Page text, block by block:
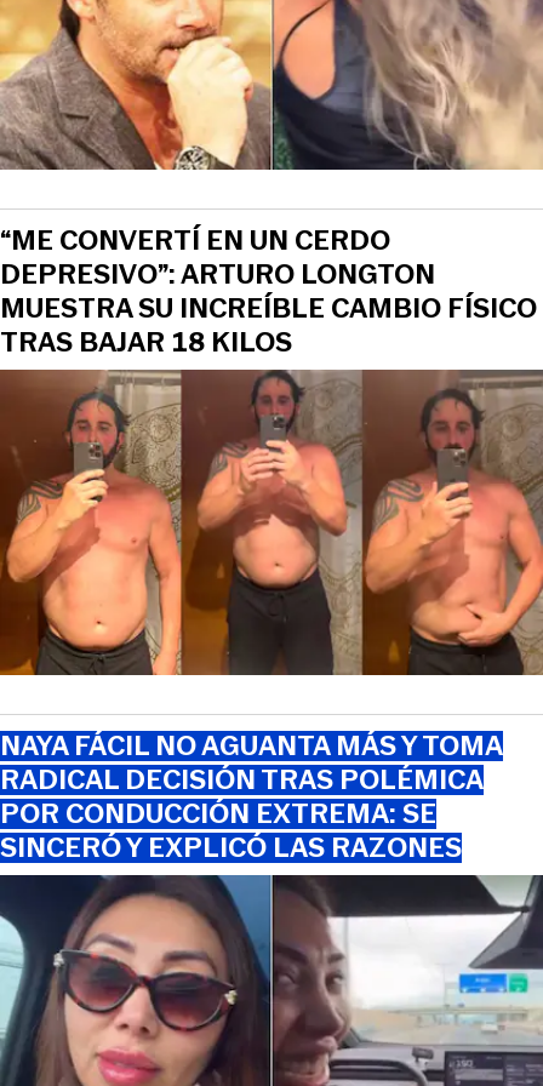
“ME CONVERTÍ EN UN CERDO
DEPRESIVO”: ARTURO LONGTON
MUESTRA SU INCREÍBLE CAMBIO FÍSICO
TRAS BAJAR 18 KILOS
NAYA FÁCIL NO AGUANTA MÁS Y TOMA
RADICAL DECISIÓN TRAS POLÉMICA
POR CONDUCCIÓN EXTREMA: SE
SINCERÓ Y EXPLICÓ LAS RAZONES